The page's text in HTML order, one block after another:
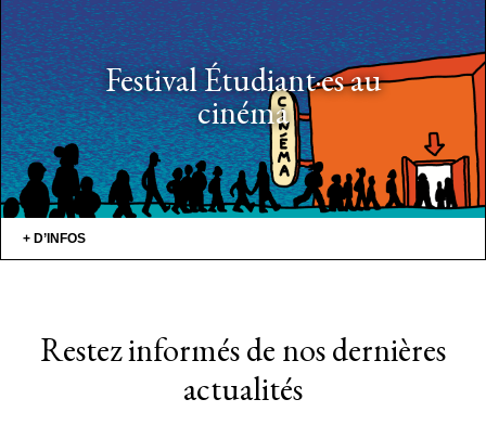
Festival Étudiant·es au
cinéma
+ D’INFOS
Restez informés de nos dernières
actualités